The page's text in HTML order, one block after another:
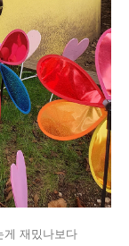
게 재밌나보다